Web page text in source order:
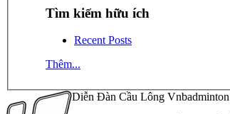
Tìm kiếm hữu ích
Recent Posts
Thêm...
Diễn Đàn Cầu Lông Vnbadminton